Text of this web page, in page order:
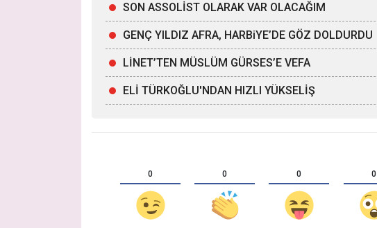
SON ASSOLİST OLARAK VAR OLACAĞIM
GENÇ YILDIZ AFRA, HARBiYE’DE GÖZ DOLDURDU
LİNET’TEN MÜSLÜM GÜRSES’E VEFA
ELİ TÜRKOĞLU'NDAN HIZLI YÜKSELİŞ
0 0 0 0